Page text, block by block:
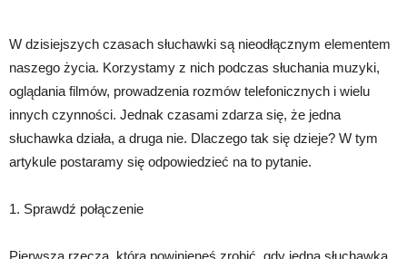
W dzisiejszych czasach słuchawki są nieodłącznym elementem
naszego życia. Korzystamy z nich podczas słuchania muzyki,
oglądania filmów, prowadzenia rozmów telefonicznych i wielu
innych czynności. Jednak czasami zdarza się, że jedna
słuchawka działa, a druga nie. Dlaczego tak się dzieje? W tym
artykule postaramy się odpowiedzieć na to pytanie.
1. Sprawdź połączenie